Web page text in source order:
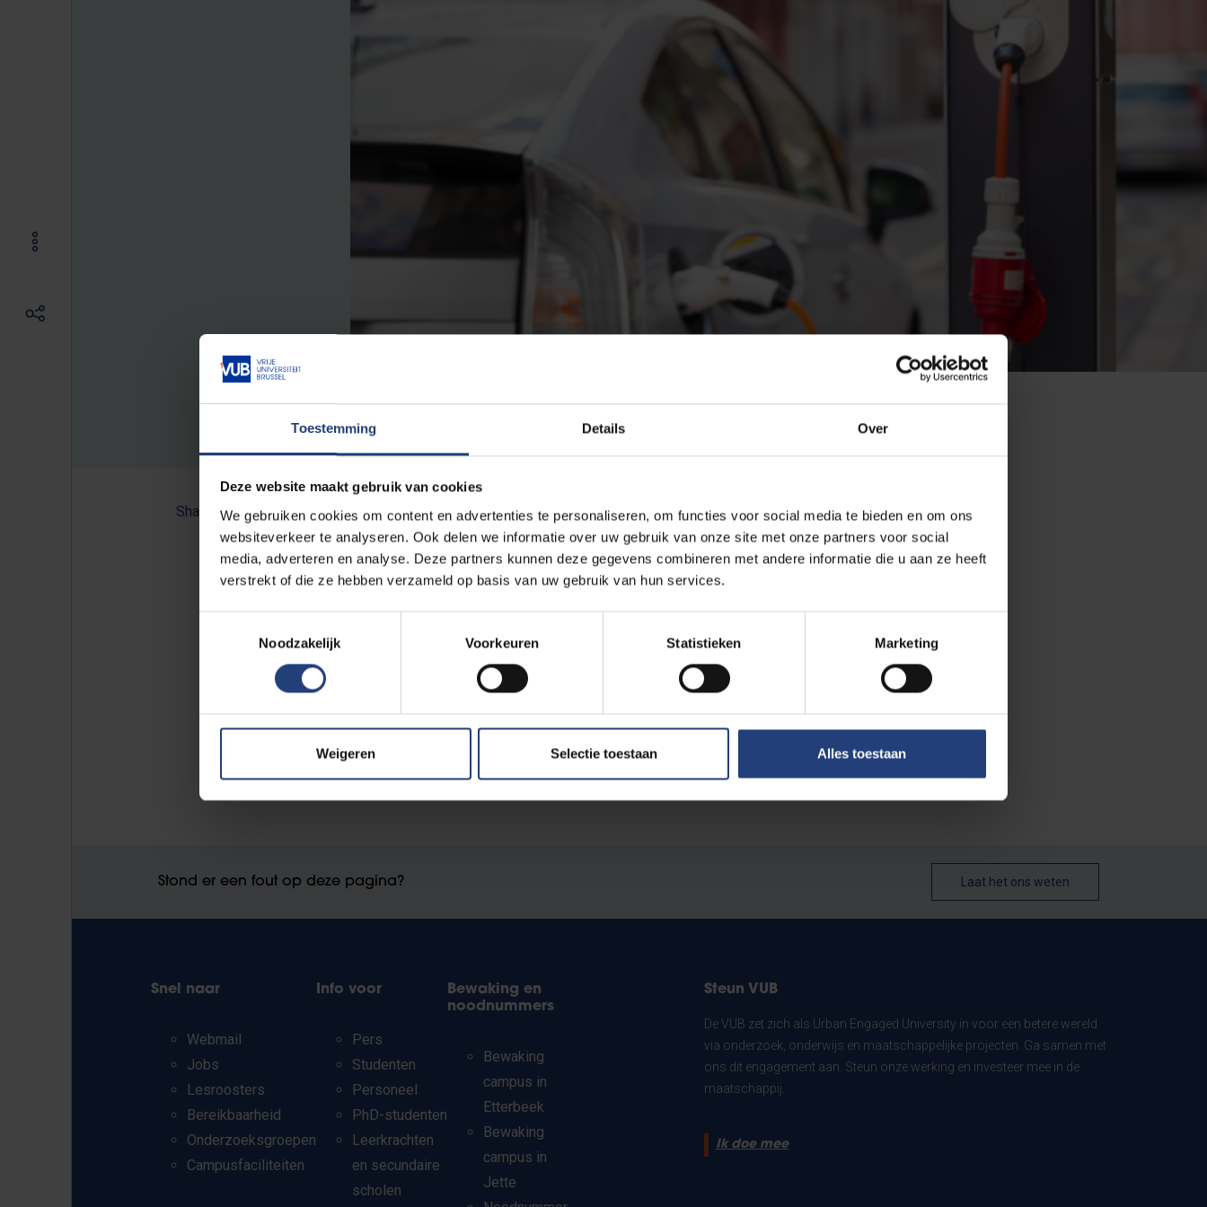
Toestemming Details Over
Deze website maakt gebruik van cookies
We gebruiken cookies om content en advertenties te personaliseren, om functies voor social media te bieden en om ons
websiteverkeer te analyseren. Ook delen we informatie over uw gebruik van onze site met onze partners voor social
media, adverteren en analyse. Deze partners kunnen deze gegevens combineren met andere informatie die u aan ze heeft
verstrekt of die ze hebben verzameld op basis van uw gebruik van hun services.
Noodzakelijk
Voorkeuren Statistieken Marketing
Weigeren Selectie toestaan Alles toestaan
Share:
Lees meer over: Maatschappij en engagement
Stond er een fout op deze pagina? Laat het ons weten
Snel naar
Webmail
Jobs
Lesroosters
Bereikbaarheid
Onderzoeksgroepen
Campusfaciliteiten
Info voor
Pers
Studenten
Personeel
PhD-studenten
Leerkrachten
en secundaire
scholen
Bewaking en
noodnummers
Bewaking
campus in
Etterbeek
Bewaking
campus in
Jette
Steun VUB
De VUB zet zich als Urban Engaged University in voor een betere wereld
via onderzoek, onderwijs en maatschappelijke projecten. Ga samen met
ons dit engagement aan. Steun onze werking en investeer mee in de
maatschappij.
Ik doe mee